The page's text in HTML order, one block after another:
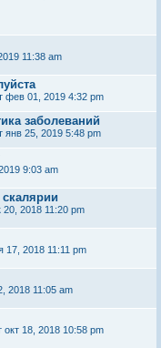
11:38 am
фев 01, 2019 4:32 pm
заболеваний
янв 25, 2019 5:48 pm
9:03 am
20, 2018 11:20 pm
17, 2018 11:11 pm
2018 11:05 am
окт 18, 2018 10:58 pm